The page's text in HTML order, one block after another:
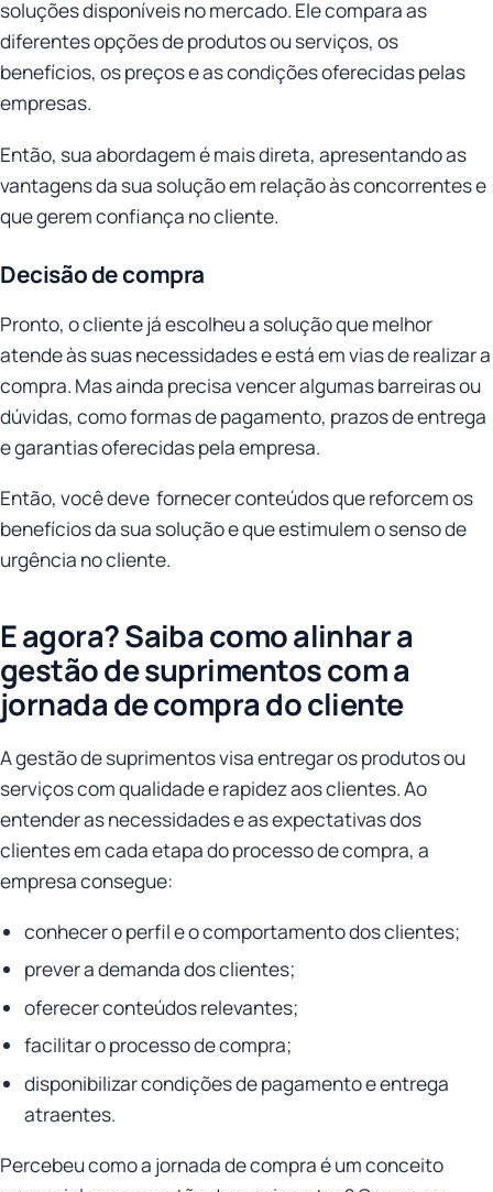
soluções disponíveis no mercado. Ele compara as
diferentes opções de produtos ou serviços, os
benefícios, os preços e as condições oferecidas pelas
empresas.
Então, sua abordagem é mais direta, apresentando as
vantagens da sua solução em relação às concorrentes e
que gerem confiança no cliente.
Decisão de compra
Pronto, o cliente já escolheu a solução que melhor
atende às suas necessidades e está em vias de realizar a
compra. Mas ainda precisa vencer algumas barreiras ou
dúvidas, como formas de pagamento, prazos de entrega
e garantias oferecidas pela empresa.
Então, você deve fornecer conteúdos que reforcem os
benefícios da sua solução e que estimulem o senso de
urgência no cliente.
E agora? Saiba como alinhar a
gestão de suprimentos com a
jornada de compra do cliente
A gestão de suprimentos visa entregar os produtos ou
serviços com qualidade e rapidez aos clientes. Ao
entender as necessidades e as expectativas dos
clientes em cada etapa do processo de compra, a
empresa consegue:
conhecer o perfil e o comportamento dos clientes;
prever a demanda dos clientes;
oferecer conteúdos relevantes;
facilitar o processo de compra;
disponibilizar condições de pagamento e entrega
atraentes.
Percebeu como a jornada de compra é um conceito